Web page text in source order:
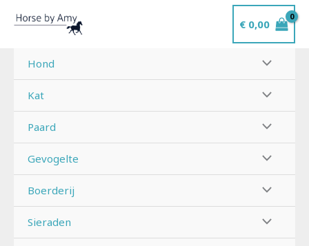
naar
inhoud
€0,00
Hond
Kat
Paard
Gevogelte
Boerderij
Sieraden